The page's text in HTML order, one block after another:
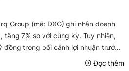
Group (mã: DXG) ghi nhận doanh
7% so với cùng kỳ. Tuy nhiên,
đồng trong bối cảnh lợi nhuận trước
cuối tháng 6, hàng tồn kho và các ...
Đọc thêm